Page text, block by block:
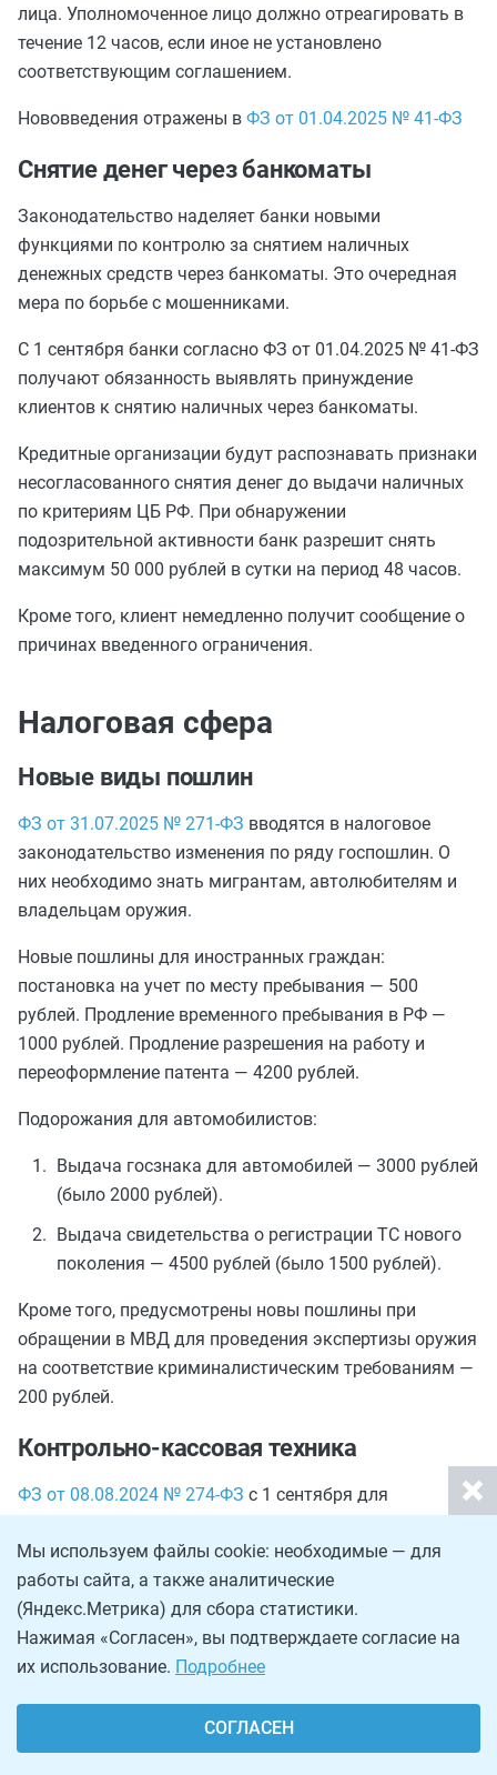
лица. Уполномоченное лицо должно отреагировать в
течение 12 часов, если иное не установлено
соответствующим соглашением.
Нововведения отражены в ФЗ от 01.04.2025 № 41-ФЗ
Снятие денег через банкоматы
Законодательство наделяет банки новыми
функциями по контролю за снятием наличных
денежных средств через банкоматы. Это очередная
мера по борьбе с мошенниками.
С 1 сентября банки согласно ФЗ от 01.04.2025 № 41-ФЗ
получают обязанность выявлять принуждение
клиентов к снятию наличных через банкоматы.
Кредитные организации будут распознавать признаки
несогласованного снятия денег до выдачи наличных
по критериям ЦБ РФ. При обнаружении
подозрительной активности банк разрешит снять
максимум 50 000 рублей в сутки на период 48 часов.
Кроме того, клиент немедленно получит сообщение о
причинах введенного ограничения.
Налоговая сфера
Новые виды пошлин
ФЗ от 31.07.2025 № 271-ФЗ вводятся в налоговое
законодательство изменения по ряду госпошлин. О
них необходимо знать мигрантам, автолюбителям и
владельцам оружия.
Новые пошлины для иностранных граждан:
постановка на учет по месту пребывания — 500
рублей. Продление временного пребывания в РФ —
1000 рублей. Продление разрешения на работу и
переоформление патента — 4200 рублей.
Подорожания для автомобилистов:
Выдача госзнака для автомобилей — 3000 рублей
(было 2000 рублей).
Выдача свидетельства о регистрации ТС нового
поколения — 4500 рублей (было 1500 рублей).
Кроме того, предусмотрены новы пошлины при
обращении в МВД для проведения экспертизы оружия
на соответствие криминалистическим требованиям —
200 рублей.
Контрольно-кассовая техника
ФЗ от 08.08.2024 № 274-ФЗ с 1 сентября для
новые возможности для взаимодействия с
налоговыми органами по вопросам регистрации
оборудования.
Новые способы подачи заявлений:
Портал Госуслуг— через личный кабинет
предпринимателя или организации.
Мы используем файлы cookie: необходимые — для
работы сайта, а также аналитические
(Яндекс.Метрика) для сбора статистики.
Нажимая «Согласен», вы подтверждаете согласие на
их использование. Подробнее
СОГЛАСЕН